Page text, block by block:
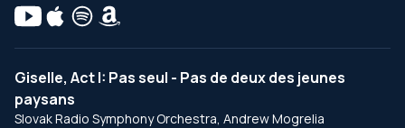
Giselle, Act I: Pas seul - Pas de deux des jeunes
paysans
Slovak Radio Symphony Orchestra, Andrew Mogrelia